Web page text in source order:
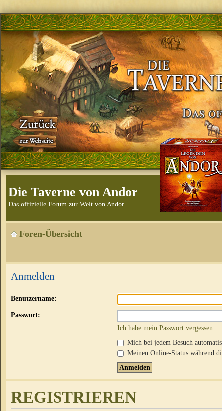
Die Taverne von Andor
Das offizielle Forum zur Welt von Andor
Foren-Übersicht
Anmelden
Benutzername:
Passwort:
Ich habe mein Passwort vergessen
Mich bei jedem Besuch
Meinen Online-Status während
REGISTRIEREN